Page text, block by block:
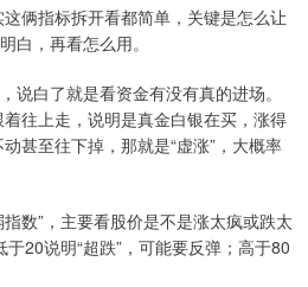
俩指标拆开看都简单，关键是怎么让
白，再看怎么用。
说白了就是看资金有没有真的进场。
往上走，说明是真金白银在买，涨得
甚至往下掉，那就是“虚涨”，大概率
数”，主要看股价是不是涨太疯或跌太
20说明“超跌”，可能要反弹；高于80